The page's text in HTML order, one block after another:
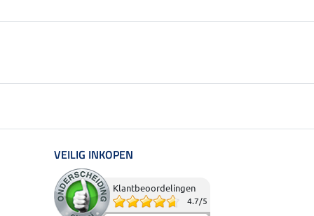
VEILIG INKOPEN
Klantbeoordelingen
4.7/5